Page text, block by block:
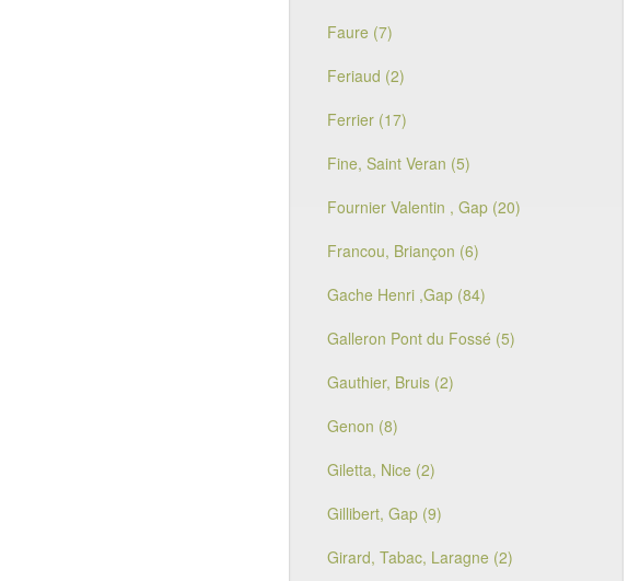
Faure (7)
Feriaud (2)
Ferrier (17)
Fine, Saint Veran (5)
Fournier Valentin , Gap (20)
Francou, Briançon (6)
Gache Henri ,Gap (84)
Galleron Pont du Fossé (5)
Gauthier, Bruis (2)
Genon (8)
Giletta, Nice (2)
Gillibert, Gap (9)
Girard, Tabac, Laragne (2)